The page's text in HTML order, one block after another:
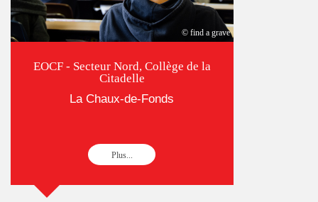
© find a grave
EOCF - Secteur Nord, Collège de la
Citadelle
La Chaux-de-Fonds
Plus...